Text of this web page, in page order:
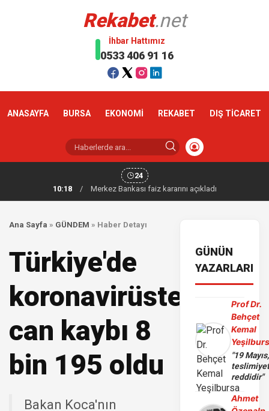
Rekabet.net
İhbar Hattımız
0533 406 91 16
ANASAYFA BURSA EKONOMİ REKABET DIŞ TİCARET
24
10:18
/ Merkez Bankası faiz kararını açıkladı
Ana Sayfa » GÜNDEM » Haber Detayı
Türkiye'de
koronavirüsten
can kaybı 8
bin 195 oldu
Bakan Koca'nın
GÜNÜN
YAZARLARI
Prof Dr.
Behçet
Kemal
"19 Mayıs,
reddidir"
Ahmet